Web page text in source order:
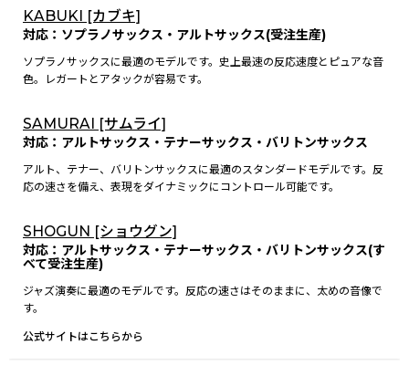
KABUKI [カブキ]
対応：ソプラノサックス・アルトサックス(受注生産)
ソプラノサックスに最適のモデルです。史上最速の反応速度とピュアな音
色。レガートとアタックが容易です。
SAMURAI [サムライ]
対応：アルトサックス・テナーサックス・バリトンサックス
アルト、テナー、バリトンサックスに最適のスタンダードモデルです。反
応の速さを備え、表現をダイナミックにコントロール可能です。
SHOGUN [ショウグン]
対応：アルトサックス・テナーサックス・バリトンサックス(す
べて受注生産)
ジャズ演奏に最適のモデルです。反応の速さはそのままに、太めの音像で
す。
公式サイトはこちらから